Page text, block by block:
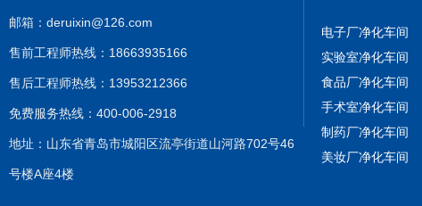
邮箱：deruixin@126.com
售前工程师热线：18663935166
售后工程师热线：13953212366
免费服务热线：400-006-2918
地址：山东省青岛市城阳区流亭街道山河路702号46
号楼A座4楼
电子厂净化车间
实验室净化车间
食品厂净化车间
手术室净化车间
制药厂净化车间
美妆厂净化车间